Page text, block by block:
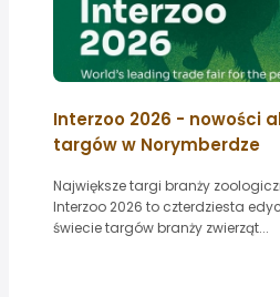
Interzoo 2026 - nowości
targów w Norymberdze
Największe targi branży
Interzoo 2026 to czterdziesta
świecie targów branży zwierząt...